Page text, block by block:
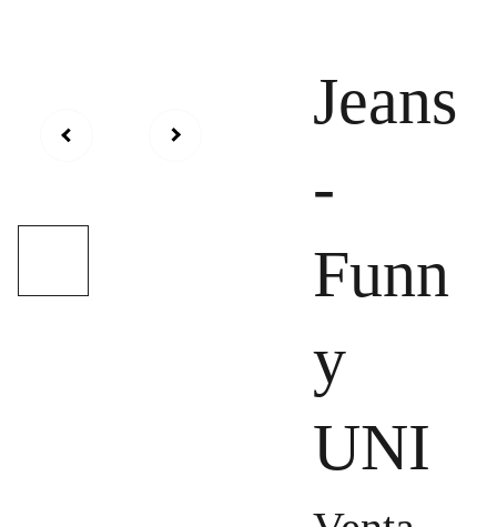
Jeans
-
Funn
y
UNI